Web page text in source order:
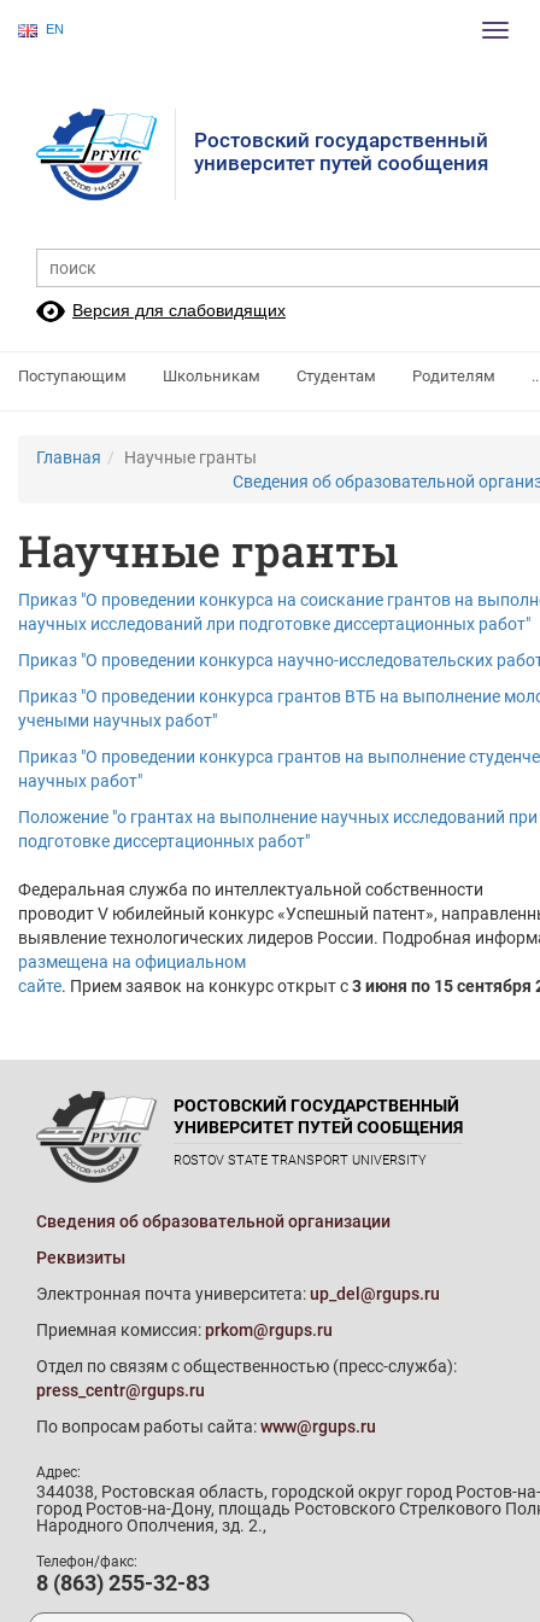
EN
Ростовский государственный
университет путей сообщения
Версия для слабовидящих
Поступающим Школьникам Студентам Родителям
Главная
Научные гранты
Сведения об образовательной
Научные гранты
Приказ "О проведении конкурса на соискание грантов на
научных исследований лри подготовке диссертационных работ"
Приказ "О проведении конкурса научно-исследовательских
Приказ "О проведении конкурса грантов ВТБ на выполнение
учеными научных работ"
Приказ "О проведении конкурса грантов на выполнение
научных работ"
Положение "о грантах на выполнение научных исследований при
подготовке диссертационных работ"
Федеральная служба по интеллектуальной собственности
проводит V юбилейный конкурс «Успешный патент»,
выявление технологических лидеров России. Подробная
размещена на официальном
сайте. Прием заявок на конкурс открыт с3 июня по 15 сентября
РОСТОВСКИЙ ГОСУДАРСТВЕННЫЙ
УНИВЕРСИТЕТ ПУТЕЙ СООБЩЕНИЯ
ROSTOV STATE TRANSPORT UNIVERSITY
Сведения об образовательной организации
Реквизиты
Электронная почта университета:up_del@rgups.ru
Приемная комиссия:prkom@rgups.ru
Отдел по связям с общественностью (пресс-служба):
press_centr@rgups.ru
По вопросам работы сайта:www@rgups.ru
Адрес:
344038, Ростовская область, городской округ город Ростов-
город Ростов-на-Дону, площадь Ростовского Стрелкового
Народного Ополчения, зд. 2.,
Телефон/факс:
8 (863) 255-32-83